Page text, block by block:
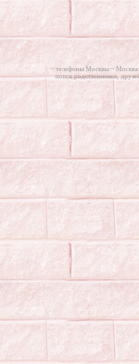
~ телефоны Москвы ~
поиск родственников,